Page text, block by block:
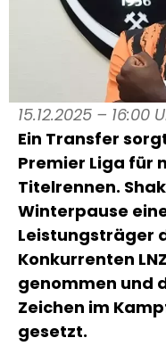
15.12.2025 – 16:00
Ein Transfer
Premier Liga für
Titelrennen.
Winterpause
Leistungsträger
Konkurrenten
genommen und
Zeichen im
gesetzt.